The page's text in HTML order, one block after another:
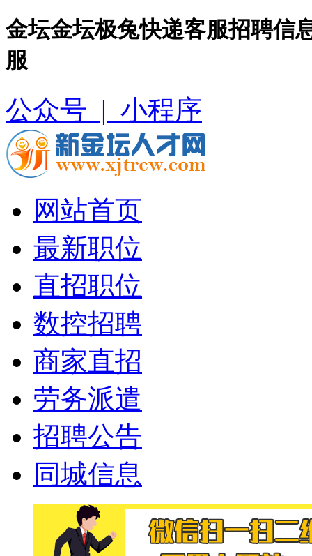
金坛金坛极兔快递客服招聘信
服
公众号 | 小程序
网站首页
最新职位
直招职位
数控招聘
商家直招
劳务派遣
招聘公告
同城信息